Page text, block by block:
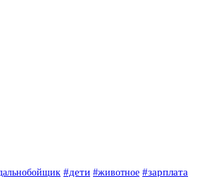
#дети #животное #зарплата